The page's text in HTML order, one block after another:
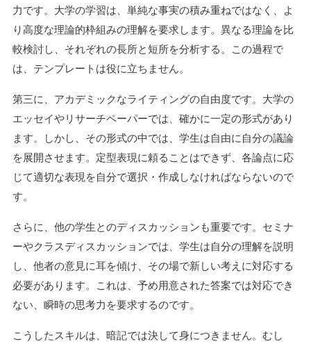
力です。大学の学習は、単純な事実の積み重ねではなく、よ
り高度な理論的枠組みの理解を要求します。異なる理論を比
較検討し、それぞれの長所と短所を分析する。この過程で
は、テンプレートは役に立ちません。
第三に、アカデミックなライティングの自由度です。大学の
エッセイやリサーチペーパーでは、確かに一定の形式があり
ます。しかし、その形式の中では、学生は自由に自分の議論
を展開させます。定型表現に頼ることはできず、各論点に応
じて適切な表現を自分で選択・作成しなければならないので
す。
さらに、他の学生とのディスカッションも重要です。セミナ
ーやクラスディスカッションでは、学生は自分の理解を説明
し、他者の意見に耳を傾け、その場で新しい考えに対応する
必要があります。これは、予め用意された答案では対応でき
ない、瞬時の思考力を要求するのです。
こうしたスキルは、暗記では決して身につきません。むし